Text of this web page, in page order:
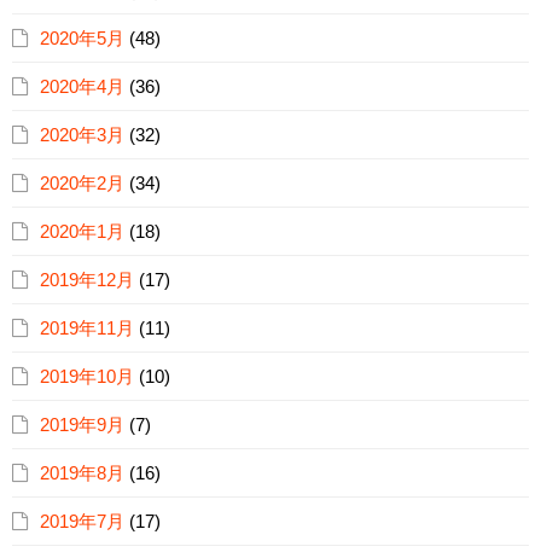
2020年5月 (48)
2020年4月 (36)
2020年3月 (32)
2020年2月 (34)
2020年1月 (18)
2019年12月 (17)
2019年11月 (11)
2019年10月 (10)
2019年9月 (7)
2019年8月 (16)
2019年7月 (17)